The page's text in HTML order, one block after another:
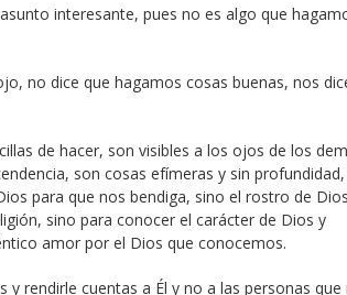
interesante, pues no es algo que
no dice que hagamos cosas buenas, nos
de hacer, son visibles a los ojos de los
son cosas efímeras y sin profundidad,
para que nos bendiga, sino el rostro de
sino para conocer el carácter de Dios y
amor por el Dios que conocemos.
rendirle cuentas a Él y no a las personas que